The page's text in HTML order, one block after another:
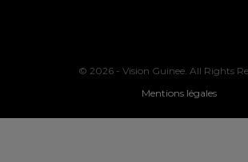
© 2026 - Vision Guinee. All Rights
Mentions légales